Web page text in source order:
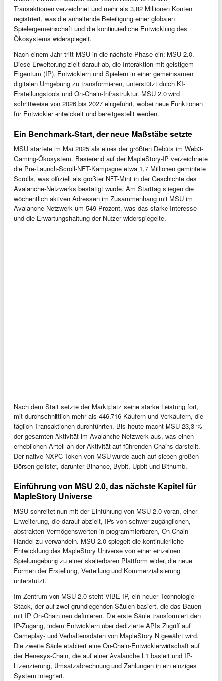
Transaktionen verzeichnet und mehr als 3,82 Millionen Konten
registriert, was die anhaltende Beteiligung einer globalen
Spielergemeinschaft und die kontinuierliche Entwicklung des
Ökosystems widerspiegelt.
Nach einem Jahr tritt MSU in die nächste Phase ein: MSU 2.0.
Diese Erweiterung zielt darauf ab, die Interaktion mit geistigem
Eigentum (IP), Entwicklern und Spielern in einer gemeinsamen
digitalen Umgebung zu transformieren, unterstützt durch KI-
Erstellungstools und On-Chain-Infrastruktur. MSU 2.0 wird
schrittweise von 2026 bis 2027 eingeführt, wobei neue Funktionen
für Entwickler entwickelt und bereitgestellt werden.
Ein Benchmark-Start, der neue Maßstäbe setzte
MSU startete im Mai 2025 als eines der größten Debüts im Web3-
Gaming-Ökosystem. Basierend auf der MapleStory-IP verzeichnete
die Pre-Launch-Scroll-NFT-Kampagne etwa 1,7 Millionen gemintete
Scrolls, was offiziell als größter NFT-Mint in der Geschichte des
Avalanche-Netzwerks bestätigt wurde. Am Starttag stiegen die
wöchentlich aktiven Adressen im Zusammenhang mit MSU im
Avalanche-Netzwerk um 549 Prozent, was das starke Interesse
und die Erwartungshaltung der Nutzer widerspiegelte.
Nach dem Start setzte der Marktplatz seine starke Leistung fort,
mit durchschnittlich mehr als 446.716 Käufern und Verkäufern, die
täglich Transaktionen durchführten. Bis heute macht MSU 23,3 %
der gesamten Aktivität im Avalanche-Netzwerk aus, was einen
erheblichen Anteil an der Aktivität auf führenden Chains darstellt.
Der native NXPC-Token von MSU wurde auch auf sieben großen
Börsen gelistet, darunter Binance, Bybit, Upbit und Bithumb.
Einführung von MSU 2.0, das nächste Kapitel für
MapleStory Universe
MSU schreitet nun mit der Einführung von MSU 2.0 voran, einer
Erweiterung, die darauf abzielt, IPs von schwer zugänglichen,
abstrakten Vermögenswerten in programmierbaren, On-Chain-
Handel zu verwandeln. MSU 2.0 spiegelt die kontinuierliche
Entwicklung des MapleStory Universe von einer einzelnen
Spielumgebung zu einer skalierbaren Plattform wider, die neue
Formen der Erstellung, Verteilung und Kommerzialisierung
unterstützt.
Im Zentrum von MSU 2.0 steht VIBE IP, ein neuer Technologie-
Stack, der auf zwei grundlegenden Säulen basiert, die das Bauen
mit IP On-Chain neu definieren. Die erste Säule transformiert den
IP-Zugang, indem Entwicklern über dedizierte APIs Zugriff auf
Gameplay- und Verhaltensdaten von MapleStory N gewährt wird.
Die zweite Säule etabliert eine On-Chain-Entwicklerwirtschaft auf
der Henesys-Chain, die auf einer Avalanche L1 basiert und IP-
Lizenzierung, Umsatzabrechnung und Zahlungen in ein einziges
System integriert.